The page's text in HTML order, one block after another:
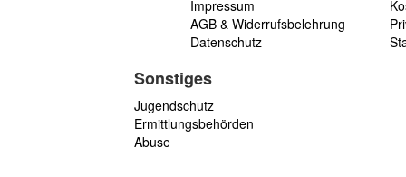
Impressum
AGB & Widerrufsbelehrung
Datenschutz
Sonstiges
Jugendschutz
Ermittlungsbehörden
Abuse